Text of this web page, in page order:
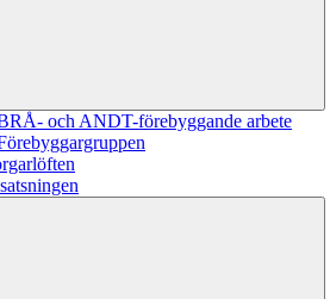
och ANDT-förebyggande arbete